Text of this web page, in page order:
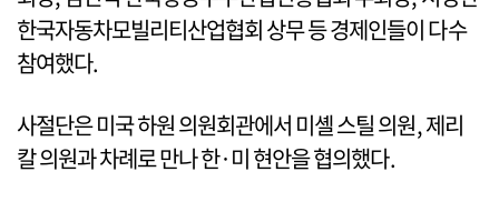
한국자동차모빌리티산업협회 상무 등 경제인들이 다수
참여했다.
사절단은 미국 하원 의원회관에서 미셸 스틸 의원, 제리
칼 의원과 차례로 만나 한·미 현안을 협의했다.